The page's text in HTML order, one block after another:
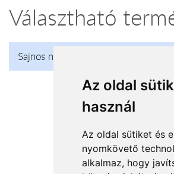
Az oldal
használ
Az oldal sütiket és
nyomkövető
alkalmaz, hogy
Választható
Sajnos nincs talalat!
Elfogadott fizetési